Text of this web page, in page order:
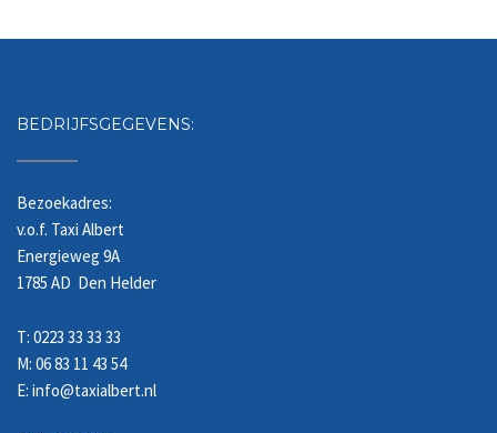
BEDRIJFSGEGEVENS:
Bezoekadres:
v.o.f. Taxi Albert
Energieweg 9A
1785 AD Den Helder
T: 0223 33 33 33
M: 06 83 11 43 54
E: info@taxialbert.nl